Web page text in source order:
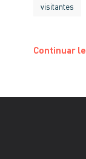
visitantes
Continuar